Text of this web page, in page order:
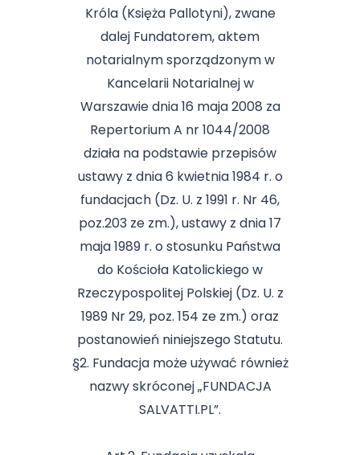
Króla (Księża Pallotyni), zwane
dalej Fundatorem, aktem
notarialnym sporządzonym w
Kancelarii Notarialnej w
Warszawie dnia 16 maja 2008 za
Repertorium A nr 1044/2008
działa na podstawie przepisów
ustawy z dnia 6 kwietnia 1984 r. o
fundacjach (Dz. U. z 1991 r. Nr 46,
poz.203 ze zm.), ustawy z dnia 17
maja 1989 r. o stosunku Państwa
do Kościoła Katolickiego w
Rzeczypospolitej Polskiej (Dz. U. z
1989 Nr 29, poz. 154 ze zm.) oraz
postanowień niniejszego Statutu.
§2. Fundacja może używać również
nazwy skróconej „FUNDACJA
SALVATTI.PL”.